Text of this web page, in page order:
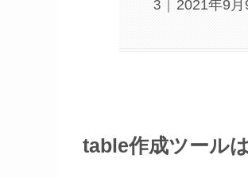
2021年9
table作成ツール